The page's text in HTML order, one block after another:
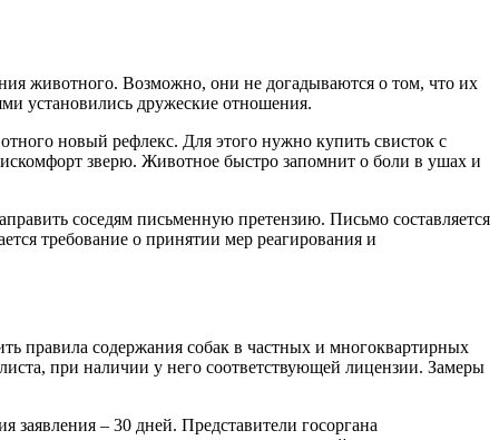
животного. Возможно, они не догадываются о том, что их
установились дружеские отношения.
новый рефлекс. Для этого нужно купить свисток с
зверю. Животное быстро запомнит о боли в ушах и
соседям письменную претензию. Письмо составляется
требование о принятии мер реагирования и
правила содержания собак в частных и многоквартирных
при наличии у него соответствующей лицензии. Замеры
заявления – 30 дней. Представители госоргана